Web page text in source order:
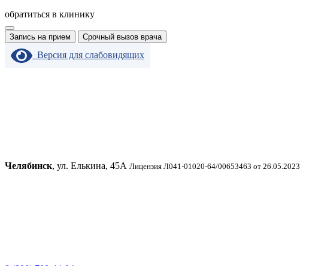
обратиться в клинику
Запись на прием Срочный вызов врача
Версия для слабовидящих
Челябинск, ул. Елькина, 45А Лицензия Л041-01020-64/00653463 от 26.05.2023